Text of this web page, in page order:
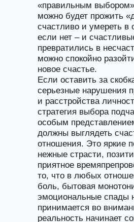
«правильным
можно будет прожить
счастливо и умереть в
если нет – и
превратились в
можно спокойно
новое счастье.
Если оставить за
серьезные нарушения
и расстройства
стратегия выбора
особым
должны выглядеть
отношения. Это яркие
нежные страсти,
приятное
то, что в любых
боль, бытовая
эмоциональные спады
принимается во
реальность начинает